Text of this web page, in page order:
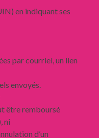
en indiquant ses
par courriel, un lien
envoyés.
être remboursé
ni
d’un